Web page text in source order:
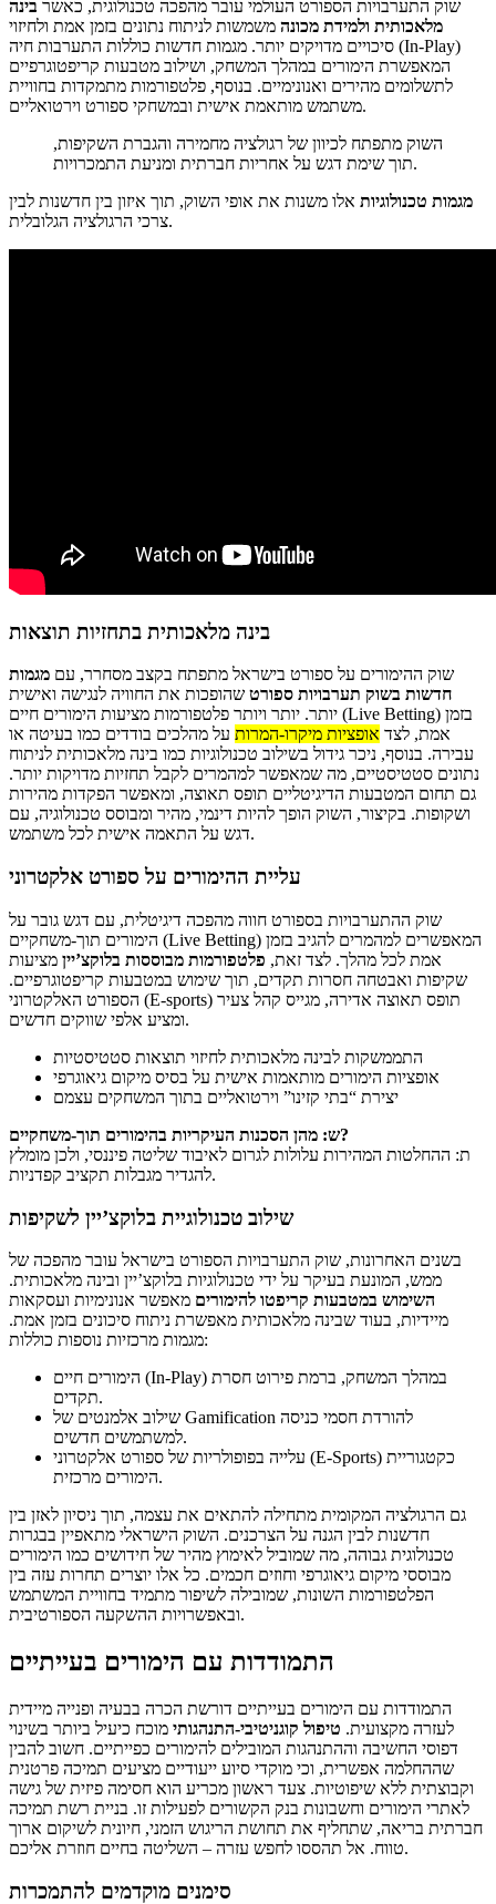
שוק התערבויות הספורט העולמי עובר מהפכה טכנולוגית, כאשר בינה
מלאכותית ולמידת מכונה משמשות לניתוח נתונים בזמן אמת ולחיזוי
סיכויים מדויקים יותר. מגמות חדשות כוללות התערבות חיה (In-Play)
המאפשרת הימורים במהלך המשחק, ושילוב מטבעות קריפטוגרפיים
לתשלומים מהירים ואנונימיים. בנוסף, פלטפורמות מתמקדות בחוויית
משתמש מותאמת אישית ובמשחקי ספורט וירטואליים.
השוק מתפתח לכיוון של רגולציה מחמירה והגברת השקיפות,
תוך שימת דגש על אחריות חברתית ומניעת התמכרויות.
מגמות טכנולוגיות אלו משנות את אופי השוק, תוך איזון בין חדשנות לבין
צרכי הרגולציה הגלובלית.
בינה מלאכותית בתחזיות תוצאות
שוק ההימורים על ספורט בישראל מתפתח בקצב מסחרר, עם מגמות
חדשות בשוק תערבויות ספורט שהופכות את החוויה לנגישה ואישית
יותר. יותר ויותר פלטפורמות מציעות הימורים חיים (Live Betting) בזמן
אמת, לצד אופציות מיקרו-המרות על מהלכים בודדים כמו בעיטה או
עבירה. בנוסף, ניכר גידול בשילוב טכנולוגיות כמו בינה מלאכותית לניתוח
נתונים סטטיסטיים, מה שמאפשר למהמרים לקבל תחזיות מדויקות יותר.
גם תחום המטבעות הדיגיטליים תופס תאוצה, ומאפשר הפקדות מהירות
ושקופות. בקיצור, השוק הופך להיות דינמי, מהיר ומבוסס טכנולוגיה, עם
דגש על התאמה אישית לכל משתמש.
עליית ההימורים על ספורט אלקטרוני
שוק ההתערבויות בספורט חווה מהפכה דיגיטלית, עם דגש גובר על
הימורים תוך-משחקיים (Live Betting) המאפשרים למהמרים להגיב בזמן
אמת לכל מהלך. לצד זאת, פלטפורמות מבוססות בלוקצ’יין מציעות
שקיפות ואבטחה חסרות תקדים, תוך שימוש במטבעות קריפטוגרפיים.
הספורט האלקטרוני (E-sports) תופס תאוצה אדירה, מגייס קהל צעיר
ומציע אלפי שווקים חדשים.
התממשקות לבינה מלאכותית לחיזוי תוצאות סטטיסטיות
אופציות הימורים מותאמות אישית על בסיס מיקום גיאוגרפי
יצירת “בתי קזינו” וירטואליים בתוך המשחקים עצמם
ש: מהן הסכנות העיקריות בהימורים תוך-משחקיים?
ת: ההחלטות המהירות עלולות לגרום לאיבוד שליטה פיננסי, ולכן מומלץ
להגדיר מגבלות תקציב קפדניות.
שילוב טכנולוגיית בלוקצ’יין לשקיפות
בשנים האחרונות, שוק התערבויות הספורט בישראל עובר מהפכה של
ממש, המונעת בעיקר על ידי טכנולוגיות בלוקצ’יין ובינה מלאכותית.
השימוש במטבעות קריפטו להימורים מאפשר אנונימיות ועסקאות
מיידיות, בעוד שבינה מלאכותית מאפשרת ניתוח סיכונים בזמן אמת.
מגמות מרכזיות נוספות כוללות:
הימורים חיים (In-Play) במהלך המשחק, ברמת פירוט חסרת
תקדים.
שילוב אלמנטים של Gamification להורדת חסמי כניסה
למשתמשים חדשים.
עלייה בפופולריות של ספורט אלקטרוני (E-Sports) כקטגוריית
הימורים מרכזית.
גם הרגולציה המקומית מתחילה להתאים את עצמה, תוך ניסיון לאזן בין
חדשנות לבין הגנה על הצרכנים. השוק הישראלי מתאפיין בבגרות
טכנולוגית גבוהה, מה שמוביל לאימוץ מהיר של חידושים כמו הימורים
מבוססי מיקום גיאוגרפי וחוזים חכמים. כל אלו יוצרים תחרות עזה בין
הפלטפורמות השונות, שמובילה לשיפור מתמיד בחוויית המשתמש
ובאפשרויות ההשקעה הספורטיבית.
התמודדות עם הימורים בעייתיים
התמודדות עם הימורים בעייתיים דורשת הכרה בבעיה ופנייה מיידית
לעזרה מקצועית. טיפול קוגניטיבי-התנהגותי מוכח כיעיל ביותר בשינוי
דפוסי החשיבה וההתנהגות המובילים להימורים כפייתיים. חשוב להבין
שההחלמה אפשרית, וכי מוקדי סיוע ייעודיים מציעים תמיכה פרטנית
וקבוצתית ללא שיפוטיות. צעד ראשון מכריע הוא חסימה פיזית של גישה
לאתרי הימורים וחשבונות בנק הקשורים לפעילות זו. בניית רשת תמיכה
חברתית בריאה, שתחליף את תחושת הריגוש הזמני, חיונית לשיקום ארוך
טווח. אל תהססו לחפש עזרה – השליטה בחיים חוזרת אליכם.
סימנים מוקדמים להתמכרות